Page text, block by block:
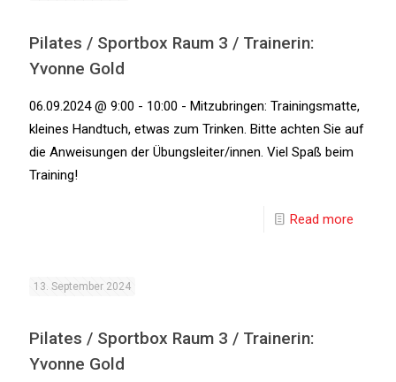
Pilates / Sportbox Raum 3 / Trainerin:
Yvonne Gold
06.09.2024 @ 9:00 - 10:00 - Mitzubringen: Trainingsmatte,
kleines Handtuch, etwas zum Trinken. Bitte achten Sie auf
die Anweisungen der Übungsleiter/innen. Viel Spaß beim
Training!
Read more
13. September 2024
Pilates / Sportbox Raum 3 / Trainerin:
Yvonne Gold